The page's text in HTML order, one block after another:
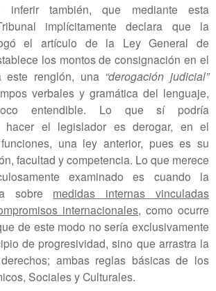
inferir también, que mediante esta
implícitamente declara que la
el artículo de la Ley General de
los montos de consignación en el
este renglón, una “derogación judicial”
verbales y gramática del lenguaje,
entendible. Lo que sí podría
hacer el legislador es derogar, en el
una ley anterior, pues es su
facultad y competencia. Lo que merece
examinado es cuando la
sobre medidas internas vinculadas
internacionales, como ocurre
de este modo no sería exclusivamente
de progresividad, sino que arrastra la
ambas reglas básicas de los
Sociales y Culturales.